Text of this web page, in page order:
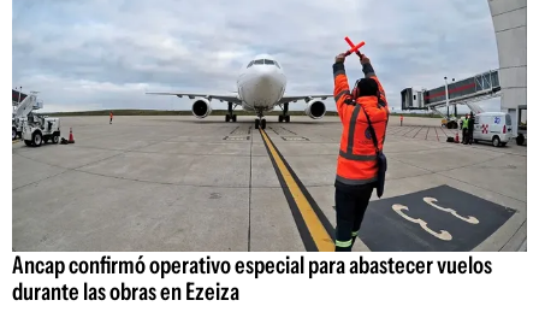
Ancap confirmó operativo especial para abastecer vuelos
durante las obras en Ezeiza